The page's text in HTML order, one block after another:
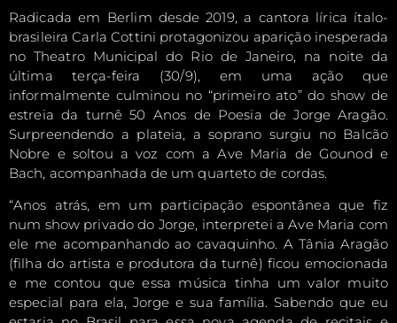
Radicada em Berlim desde 2019, a cantora lírica ítalo-
brasileira Carla Cottini protagonizou aparição inesperada
no Theatro Municipal do Rio de Janeiro, na noite da
última terça-feira (30/9), em uma ação que
informalmente culminou no “primeiro ato” do show de
estreia da turnê 50 Anos de Poesia de Jorge Aragão.
Surpreendendo a plateia, a soprano surgiu no Balcão
Nobre e soltou a voz com a Ave Maria de Gounod e
Bach, acompanhada de um quarteto de cordas.
“Anos atrás, em um participação espontânea que fiz
num show privado do Jorge, interpretei a Ave Maria com
ele me acompanhando ao cavaquinho. A Tânia Aragão
(filha do artista e produtora da turnê) ficou emocionada
e me contou que essa música tinha um valor muito
especial para ela, Jorge e sua família. Sabendo que eu